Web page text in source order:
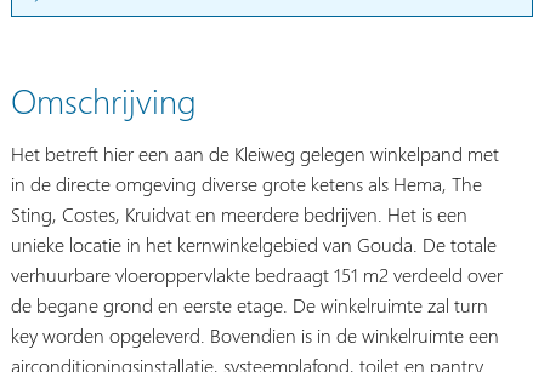
Omschrijving
Het betreft hier een aan de Kleiweg gelegen winkelpand met
in de directe omgeving diverse grote ketens als Hema, The
Sting, Costes, Kruidvat en meerdere bedrijven. Het is een
unieke locatie in het kernwinkelgebied van Gouda. De totale
verhuurbare vloeroppervlakte bedraagt 151 m2 verdeeld over
de begane grond en eerste etage. De winkelruimte zal turn
key worden opgeleverd. Bovendien is in de winkelruimte een
airconditioningsinstallatie, systeemplafond, toilet en pantry